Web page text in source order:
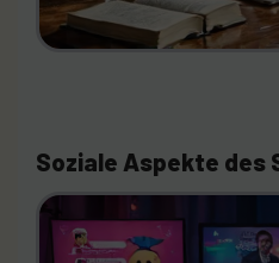
Soziale Aspekte des